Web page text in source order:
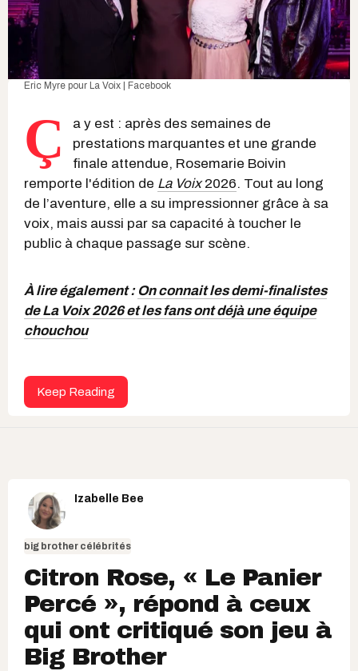
Eric Myre pour La Voix | Facebook
Ç
a y est : après des semaines de
prestations marquantes et une grande
finale attendue, Rosemarie Boivin
remporte l'édition de La Voix2026. Tout au long
de l’aventure, elle a su impressionner grâce à sa
voix, mais aussi par sa capacité à toucher le
public à chaque passage sur scène.
À lire également : On connait les demi-finalistes
de La Voix 2026 et les fans ont déjà une équipe
chouchou
Keep Reading
Izabelle Bee
big brother célébrités
Citron Rose, « Le Panier
Percé », répond à ceux
qui ont critiqué son jeu à
Big Brother